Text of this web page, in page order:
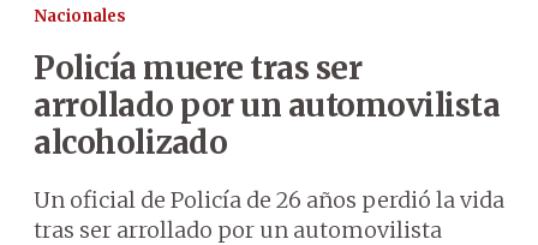
Nacionales
Policía muere tras ser
arrollado por un automovilista
alcoholizado
Un oficial de Policía de 26 años perdió la vida
tras ser arrollado por un automovilista